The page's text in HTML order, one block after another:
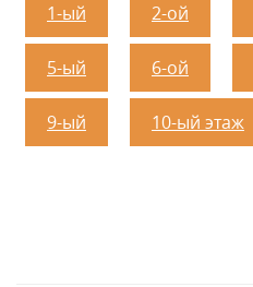
1-ый 2-ой
5-ый 6-ой
9-ый 10-ый этаж